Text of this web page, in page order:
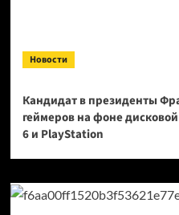
Новости
Кандидат в президенты
геймеров на фоне
6 и PlayStation